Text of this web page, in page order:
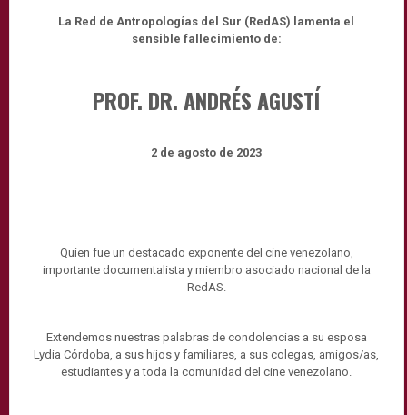
La Red de Antropologías del Sur (RedAS) lamenta el
sensible fallecimiento de:
PROF. DR. ANDRÉS AGUSTÍ
2 de agosto de 2023
Quien fue un destacado exponente del cine venezolano,
importante documentalista y miembro asociado nacional de la
RedAS.
Extendemos nuestras palabras de condolencias a su esposa
Lydia Córdoba, a sus hijos y familiares, a sus colegas, amigos/as,
estudiantes y a toda la comunidad del cine venezolano.